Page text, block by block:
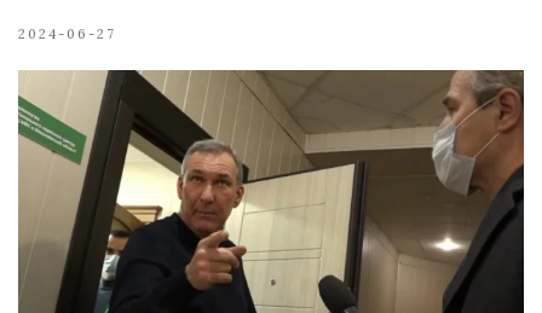
2024-06-27